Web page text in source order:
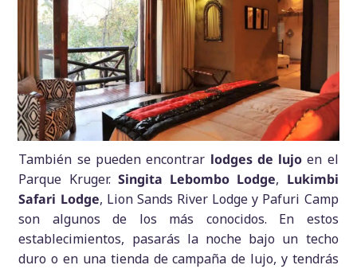
También se pueden encontrar lodges de lujo en el
Parque Kruger. Singita Lebombo Lodge, Lukimbi
Safari Lodge, Lion Sands River Lodge y Pafuri Camp
son algunos de los más conocidos. En estos
establecimientos, pasarás la noche bajo un techo
duro o en una tienda de campaña de lujo, y tendrás